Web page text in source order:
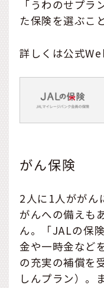
「うわのせプ
た保険を選ぶこ
詳しくは公式
がん保険
2人に1人ががん
がんへの備えも
ん。「JALの保
金や一時金など
の充実の補償を
しんプラン）。